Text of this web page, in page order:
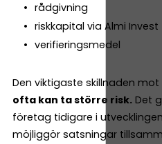
rådgivning
riskkapital via Almi Invest
verifieringsmedel
Den viktigaste skillnaden
ofta kan ta större risk. Det
företag tidigare i
möjliggör satsningar